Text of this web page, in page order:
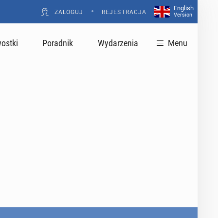
ZALOGUJ • REJESTRACJA
English
Version
Poradnik Wydarzenia Menu